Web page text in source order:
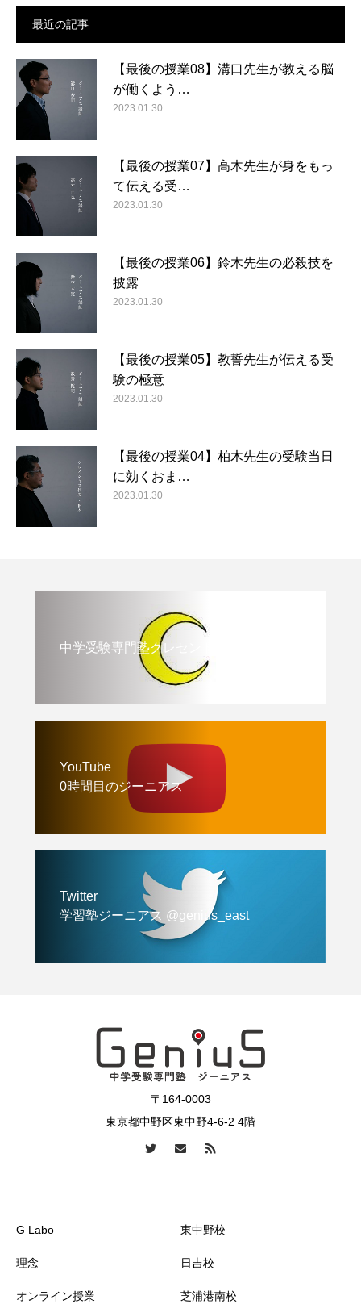
最近の記事
【最後の授業08】溝口先生が教える脳
が働くよう…
2023.01.30
【最後の授業07】高木先生が身をもっ
て伝える受…
2023.01.30
【最後の授業06】鈴木先生の必殺技を
披露
2023.01.30
【最後の授業05】教誓先生が伝える受
験の極意
2023.01.30
【最後の授業04】柏木先生の受験当日
に効くおま…
2023.01.30
中学受験専門塾クレセント
YouTube
0時間目のジーニアス
Twitter
学習塾ジーニアス @genius_east
〒164-0003
東京都中野区東中野4-6-2 4階
G Labo
理念
オンライン授業
東中野校
日吉校
芝浦港南校